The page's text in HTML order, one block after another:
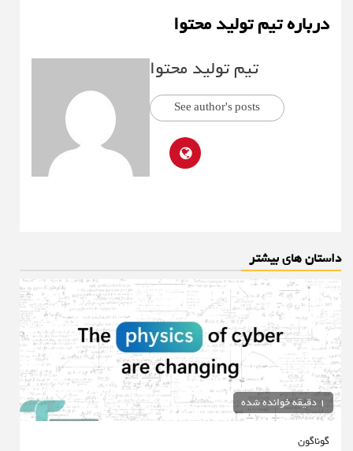
درباره تیم تولید محتوا
تیم تولید محتوا
See author's posts
داستان های بیشتر
1 دقیقه خوانده شده
گوناگون